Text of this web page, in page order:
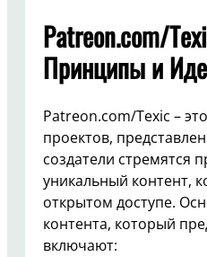
Patreon.com/
Принципы и
Patreon.com/Texic –
проектов,
создатели стремятся
уникальный контент,
открытом доступе.
контента, который
включают: